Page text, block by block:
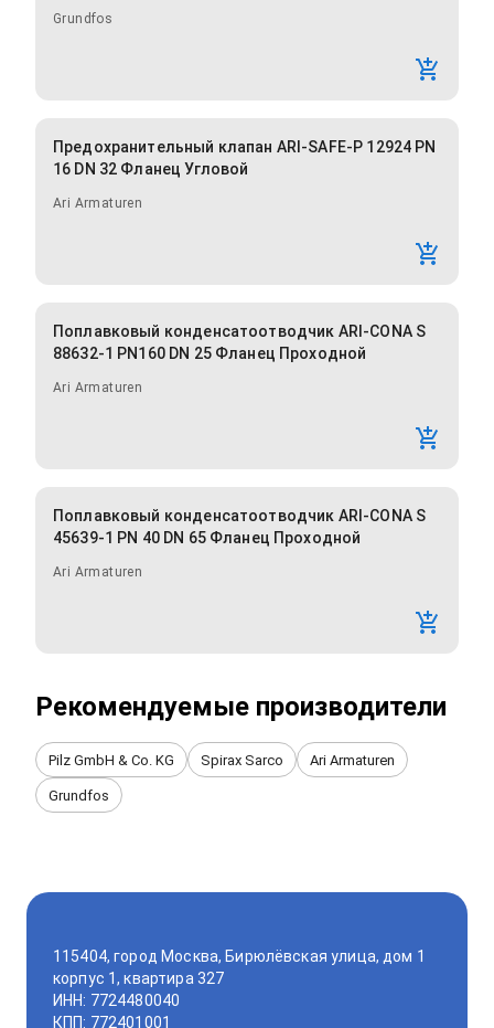
Grundfos
Предохранительный клапан ARI-SAFE-P 12924 PN
16 DN 32 Фланец Угловой
Ari Armaturen
Поплавковый конденсатоотводчик ARI-CONA S
88632-1 PN160 DN 25 Фланец Проходной
Ari Armaturen
Поплавковый конденсатоотводчик ARI-CONA S
45639-1 PN 40 DN 65 Фланец Проходной
Ari Armaturen
Рекомендуемые производители
Pilz GmbH & Co. KG Spirax Sarco Ari Armaturen
Grundfos
115404, город Москва, Бирюлёвская улица, дом 1
корпус 1, квартира 327
ИНН: 7724480040
КПП: 772401001